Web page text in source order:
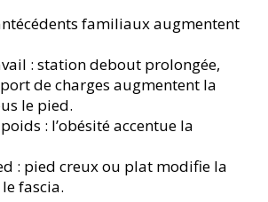
familiaux augmentent
: station debout prolongée,
de charges augmentent la
le pied.
: l’obésité accentue la
: pied creux ou plat modifie la
fascia.